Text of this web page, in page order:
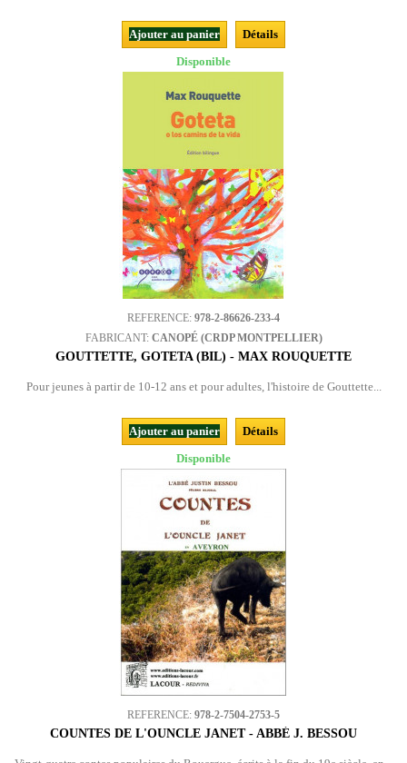
Ajouter au panier
Détails
Disponible
REFERENCE: 978-2-86626-233-4
FABRICANT: CANOPÉ (CRDP MONTPELLIER)
GOUTTETTE, GOTETA (BIL) - MAX ROUQUETTE
Pour jeunes à partir de 10-12 ans et pour adultes, l'histoire de Gouttette...
Ajouter au panier
Détails
Disponible
REFERENCE: 978-2-7504-2753-5
COUNTES DE L'OUNCLE JANET - ABBÉ J. BESSOU